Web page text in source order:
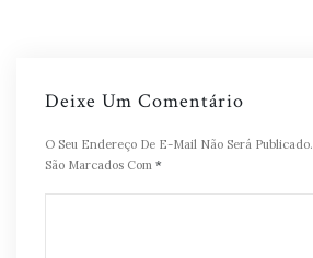
Deixe Um Comentário
O Seu Endereço De E-Mail Não Será Publicado.
São Marcados Com *